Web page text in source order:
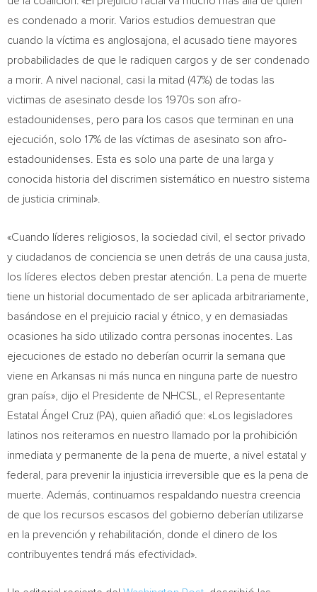
es condenado a morir. Varios estudios demuestran que
cuando la víctima es anglosajona, el acusado tiene mayores
probabilidades de que le radiquen cargos y de ser condenado
a morir. A nivel nacional, casi la mitad (47%) de todas las
victimas de asesinato desde los 1970s son afro-
estadounidenses, pero para los casos que terminan en una
ejecución, solo 17% de las víctimas de asesinato son afro-
estadounidenses. Esta es solo una parte de una larga y
conocida historia del discrimen sistemático en nuestro sistema
de justicia criminal».
«Cuando líderes religiosos, la sociedad civil, el sector privado
y ciudadanos de conciencia se unen detrás de una causa justa,
los líderes electos deben prestar atención. La pena de muerte
tiene un historial documentado de ser aplicada arbitrariamente,
basándose en el prejuicio racial y étnico, y en demasiadas
ocasiones ha sido utilizado contra personas inocentes. Las
ejecuciones de estado no deberían ocurrir la semana que
viene en Arkansas ni más nunca en ninguna parte de nuestro
gran país», dijo el Presidente de NHCSL, el Representante
Estatal Ángel Cruz (PA), quien añadió que: «Los legisladores
latinos nos reiteramos en nuestro llamado por la prohibición
inmediata y permanente de la pena de muerte, a nivel estatal y
federal, para prevenir la injusticia irreversible que es la pena de
muerte. Además, continuamos respaldando nuestra creencia
de que los recursos escasos del gobierno deberían utilizarse
en la prevención y rehabilitación, donde el dinero de los
contribuyentes tendrá más efectividad».